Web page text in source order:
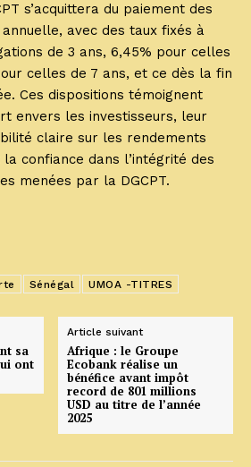
s’acquittera du paiement des
avec des taux fixés à
de 3 ans, 6,45% pour celles
celles de 7 ans, et ce dès la fin
Ces dispositions témoignent
envers les investisseurs, leur
claire sur les rendements
confiance dans l’intégrité des
menées par la DGCPT.
Sénégal UMOA -TITRES
sa
ont
Article suivant
Afrique : le Groupe
Ecobank réalise un
bénéfice avant impôt
record de 801 millions
USD au titre de l’année
2025